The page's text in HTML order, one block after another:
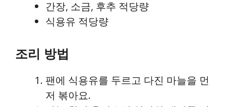
간장, 소금, 후추 적당량
식용유 적당량
조리 방법
팬에 식용유를 두르고 다진 마늘을 먼
저 볶아요.